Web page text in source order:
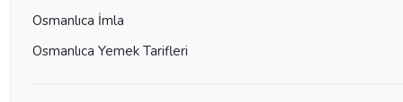
Osmanlıca İmla
Osmanlıca Yemek Tarifleri